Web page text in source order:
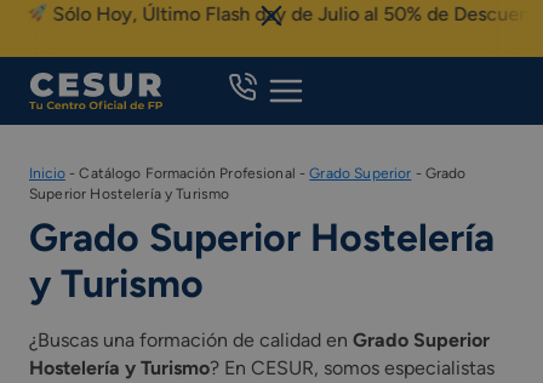
Skip
content
Sólo Hoy, Último Flash day de Julio al 50% de Descuento
Inicio-Catálogo Formación Profesional -Grado Superior - Grado
Superior Hostelería y Turismo
Grado Superior Hostelería
y Turismo
¿Buscas una formación de calidad en Grado Superior
Hostelería y Turismo? En CESUR, somos especialistas